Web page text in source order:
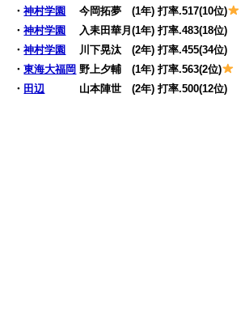
・神村学園
今岡拓夢 (1年) 打率.517(10位)
・神村学園
入耒田華月(1年) 打率.483(18位)
・神村学園
川下晃汰 (2年) 打率.455(34位)
・東海大福岡 野上夕輔 (1年) 打率.563(2位)
・ 田辺 山本陣世 (2年) 打率.500(12位)